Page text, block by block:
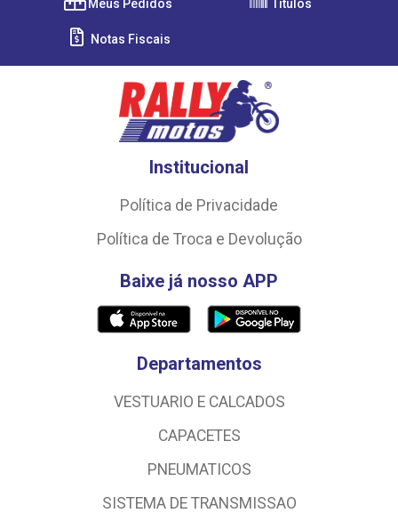
Meus Pedidos Títulos
Notas Fiscais
Institucional
Política de Privacidade
Política de Troca e Devolução
Baixe já nosso APP
Departamentos
VESTUARIO E CALCADOS
CAPACETES
PNEUMATICOS
SISTEMA DE TRANSMISSAO